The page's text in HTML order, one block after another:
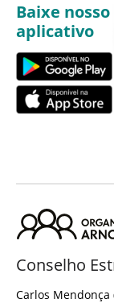
Baixe nosso
aplicativo
Conselho
Carlos